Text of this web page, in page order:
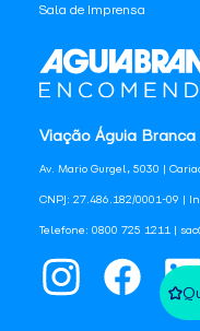
Viação Águia Branca
Av. Mario Gurgel, 5030 |
CNPJ: 27.486.182/0001-09 |
Telefone: 0800 725 1211 |
Sala de Imprensa